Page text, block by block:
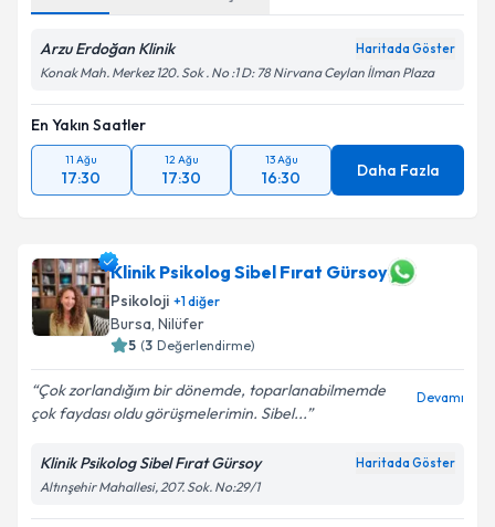
Arzu Erdoğan Klinik Haritada Göster
Konak Mah. Merkez 120. Sok . No :1 D: 78 Nirvana Ceylan İlman Plaza
En Yakın Saatler
11 Ağu
17:30
12 Ağu
17:30
13 Ağu
16:30 Daha Fazla
Klinik Psikolog Sibel Fırat Gürsoy
Psikoloji +1diğer
Bursa, Nilüfer
5 (3 Değerlendirme)
Çok zorlandığım bir dönemde, toparlanabilmemde
çok faydası oldu görüşmelerimin. Sibel...
Devamı
Klinik Psikolog Sibel Fırat Gürsoy Haritada Göster
Altınşehir Mahallesi, 207. Sok. No:29/1